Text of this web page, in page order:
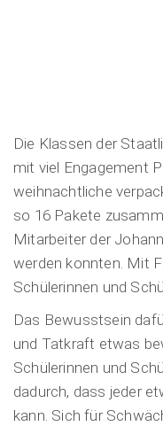
Die Klassen der
mit viel Engagement
weihnachtliche
so 16 Pakete
Mitarbeiter der
werden konnten. Mit
Schülerinnen und
Das Bewusstsein
und Tatkraft etwas
Schülerinnen und
dadurch, dass jeder
kann. Sich für